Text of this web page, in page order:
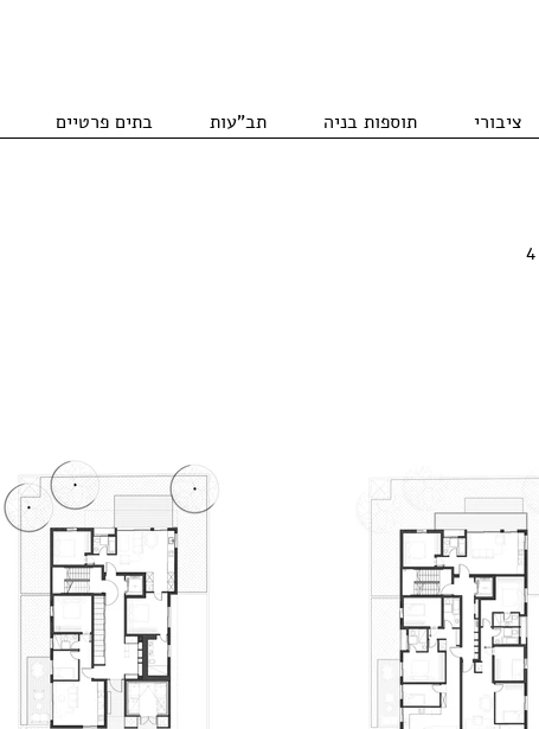
בתים פרטיים תב"עות תוספות בניה ציבורי